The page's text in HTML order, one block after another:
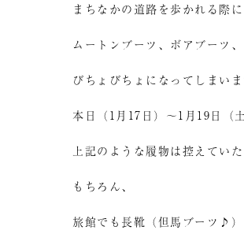
まちなかの道路を歩かれる際に
ムートンブーツ、ボアブーツ
びちょびちょになってしまいま
本日（1月17日）～1月19日（
上記のような履物は控えてい
もちろん、
旅館でも長靴（但馬ブーツ♪）